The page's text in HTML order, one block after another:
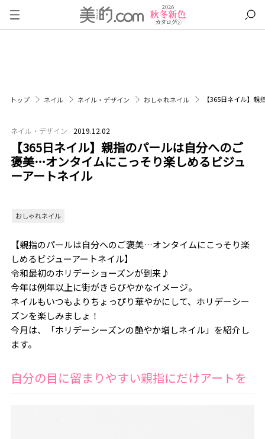
トップ ネイル ネイル・デザイン おしゃれネイル 【365日ネイル】
ネイル・デザイン 2019.12.02
【365日ネイル】親指のパールは自分へのご
褒美…オンタイムにこっそり楽しめるビジュ
ーアートネイル
おしゃれネイル
【親指のパールは自分へのご褒美…オンタイムにこっそり楽
しめるビジューアートネイル】
令和最初のホリデーショーズンが到来♪
今年は例年以上に街がきらびやかなイメージ。
ネイルもいつもよりちょっぴり華やかにして、ホリデーシー
ズンを楽しみましょ！
今月は、「ホリデーシーズンの艶やか増しネイル」を紹介し
ます。
自分の目に留まりやすい親指にだけアートを